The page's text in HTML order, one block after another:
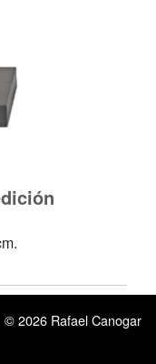
© 2026 Rafael Canogar